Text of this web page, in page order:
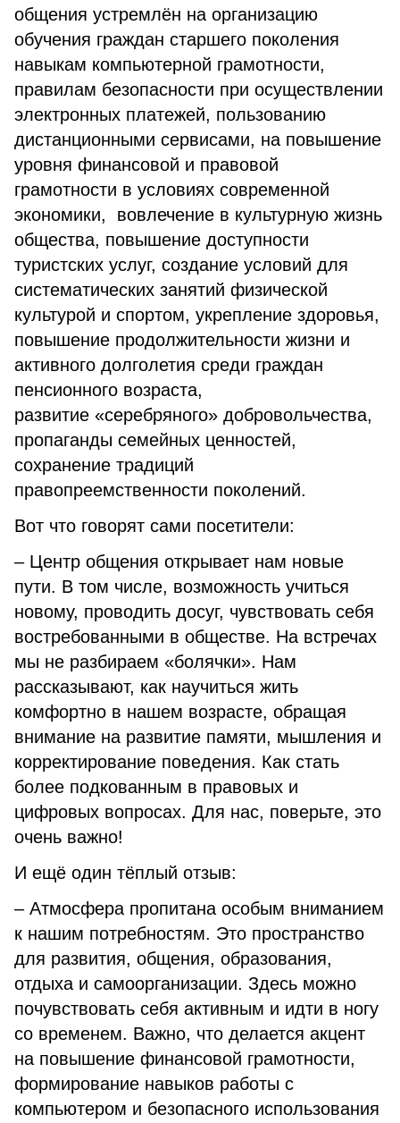
общения устремлён на организацию
обучения граждан старшего поколения
навыкам компьютерной грамотности,
правилам безопасности при осуществлении
электронных платежей, пользованию
дистанционными сервисами, на повышение
уровня финансовой и правовой
грамотности в условиях современной
экономики, вовлечение в культурную жизнь
общества, повышение доступности
туристских услуг, создание условий для
систематических занятий физической
культурой и спортом, укрепление здоровья,
повышение продолжительности жизни и
активного долголетия среди граждан
пенсионного возраста,
развитие «серебряного» добровольчества,
пропаганды семейных ценностей,
сохранение традиций
правопреемственности поколений.
Вот что говорят сами посетители:
– Центр общения открывает нам новые
пути. В том числе, возможность учиться
новому, проводить досуг, чувствовать себя
востребованными в обществе. На встречах
мы не разбираем «болячки». Нам
рассказывают, как научиться жить
комфортно в нашем возрасте, обращая
внимание на развитие памяти, мышления и
корректирование поведения. Как стать
более подкованным в правовых и
цифровых вопросах. Для нас, поверьте, это
очень важно!
И ещё один тёплый отзыв:
– Атмосфера пропитана особым вниманием
к нашим потребностям. Это пространство
для развития, общения, образования,
отдыха и самоорганизации. Здесь можно
почувствовать себя активным и идти в ногу
со временем. Важно, что делается акцент
на повышение финансовой грамотности,
формирование навыков работы с
компьютером и безопасного использования